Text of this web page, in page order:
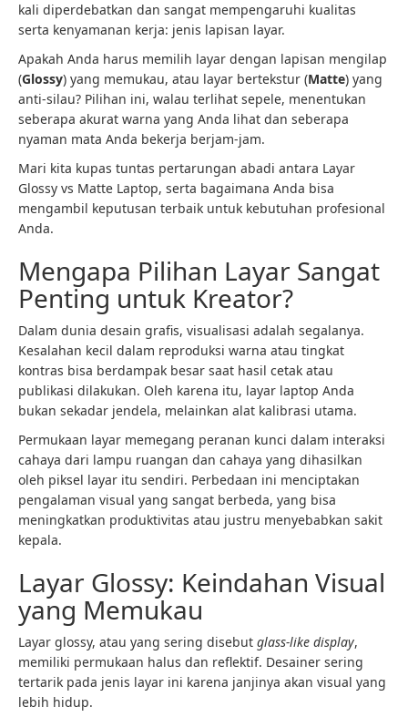
kali diperdebatkan dan sangat mempengaruhi kualitas
serta kenyamanan kerja: jenis lapisan layar.
Apakah Anda harus memilih layar dengan lapisan mengilap
(Glossy) yang memukau, atau layar bertekstur (Matte) yang
anti-silau? Pilihan ini, walau terlihat sepele, menentukan
seberapa akurat warna yang Anda lihat dan seberapa
nyaman mata Anda bekerja berjam-jam.
Mari kita kupas tuntas pertarungan abadi antara Layar
Glossy vs Matte Laptop, serta bagaimana Anda bisa
mengambil keputusan terbaik untuk kebutuhan profesional
Anda.
Mengapa Pilihan Layar Sangat
Penting untuk Kreator?
Dalam dunia desain grafis, visualisasi adalah segalanya.
Kesalahan kecil dalam reproduksi warna atau tingkat
kontras bisa berdampak besar saat hasil cetak atau
publikasi dilakukan. Oleh karena itu, layar laptop Anda
bukan sekadar jendela, melainkan alat kalibrasi utama.
Permukaan layar memegang peranan kunci dalam interaksi
cahaya dari lampu ruangan dan cahaya yang dihasilkan
oleh piksel layar itu sendiri. Perbedaan ini menciptakan
pengalaman visual yang sangat berbeda, yang bisa
meningkatkan produktivitas atau justru menyebabkan sakit
kepala.
Layar Glossy: Keindahan Visual
yang Memukau
Layar glossy, atau yang sering disebut glass-like display,
memiliki permukaan halus dan reflektif. Desainer sering
tertarik pada jenis layar ini karena janjinya akan visual yang
lebih hidup.